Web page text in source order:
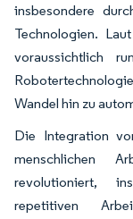
insbesondere
Technologien.
voraussichtlich
Wandel hin zu
Die Integration
menschlichen
revolutioniert,
repetitiven